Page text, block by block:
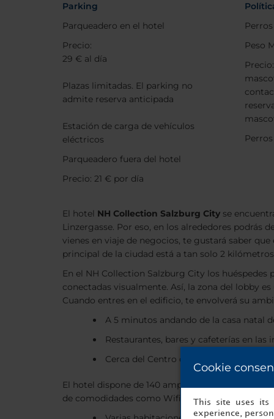
Parking
Parqueadero en el hotel
Precio:
29 € al día
Plazas limitadas. El parking no
admite reserva anticipada
Estación de carga de vehículos
eléctricos
Parqueadero fuera del hotel
Precio: 21 € por día
Peso
El hotel NH Collection Salzburg City se
Linzergasse. Por eso, en los alrededores podrás
vienes en viaje de negocios, te gustará saber
principal de la ciudad está a tan solo 2
En el NH Collection Salzburg City los
conectadas visualmente. Así, la zona del lobby
Cuando entres en el edificio, te envolverá su
A 5 minutos andando de la casa natal
Restaurantes, bares y cafeterías en las
Cerca del Centro de Exposiciones de
El hotel dispone de 140 amplias habitaciones,
de comodidades como Wifi, televisión vía
Cookie
This site uses its
experience,